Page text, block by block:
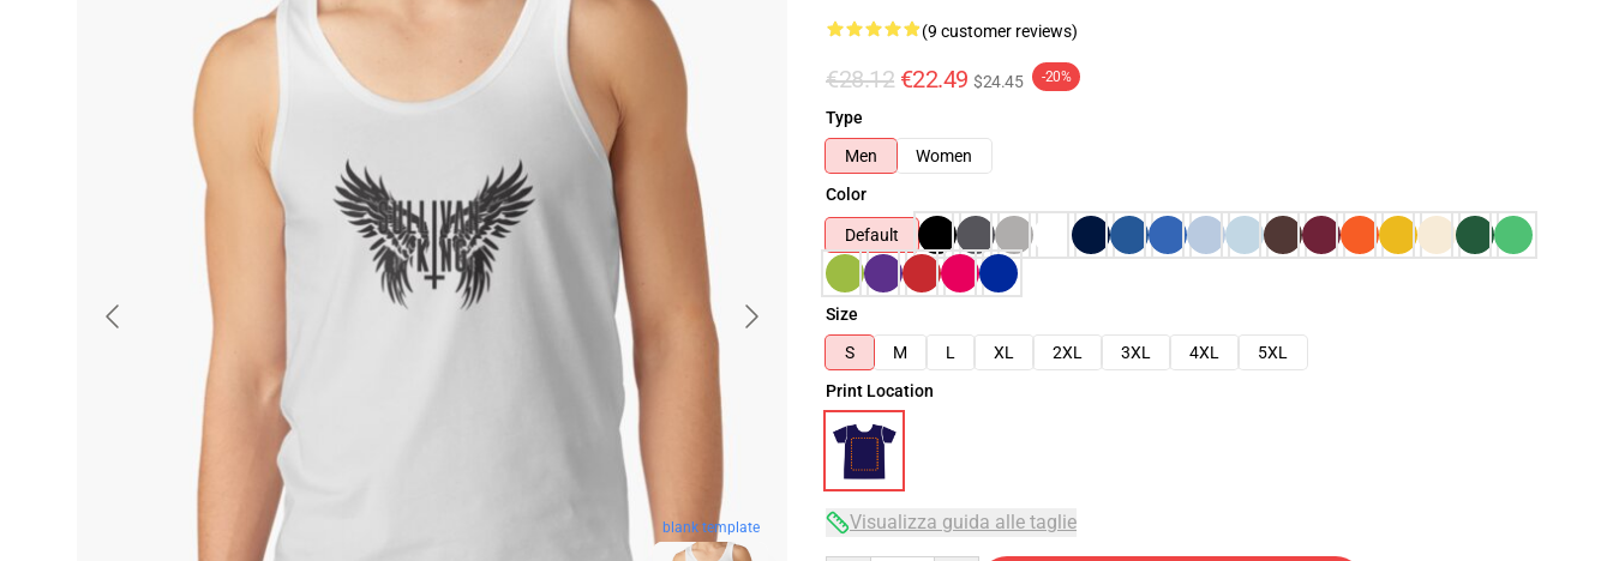
blank template
(9 customer reviews)
€28.12 €22.49 $24.45 -20%
Type
Men
Women
Color
Default
Size
S
M L XL 2XL 3XL 4XL
5XL
Print Location
Visualizza guida alle taglie